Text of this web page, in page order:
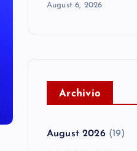
August 6, 2026
Archivio
August 2026(19)